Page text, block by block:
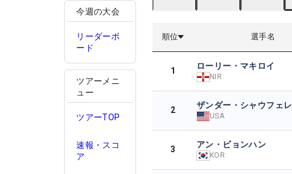
今週の大会
リーダーボ
ード
ツアーメニ
ュー
ツアーTOP
速報・スコ
ア
順位 選手名
1 ローリー・マキロイ
NIR
2 ザンダー・シャウフェレ
USA
3 アン・ビョンハン
KOR